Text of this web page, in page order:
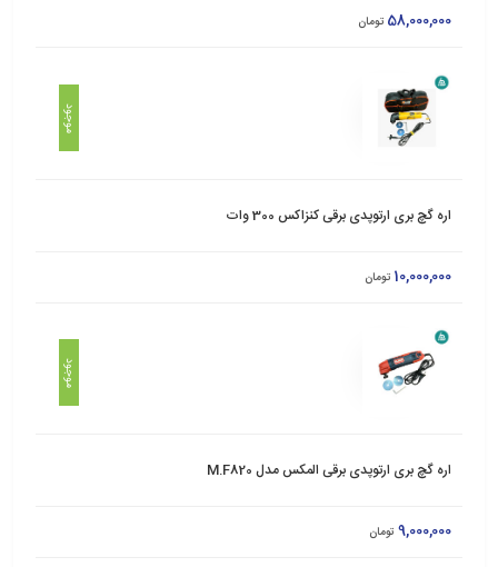
58,000,000 تومان
موجود
اره گچ بری ارتوپدی برقی کنزاکس 300 وات
10,000,000 تومان
موجود
اره گچ بری ارتوپدی برقی المکس مدل M.F820
9,000,000 تومان